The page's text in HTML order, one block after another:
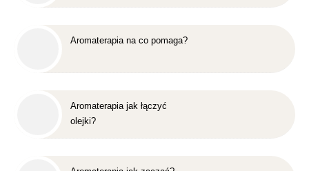
Aromaterapia na co pomaga?
Aromaterapia jak łączyć
olejki?